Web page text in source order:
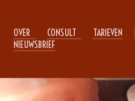
OVER CONSULT TARIEVEN
NIEUWSBRIEF